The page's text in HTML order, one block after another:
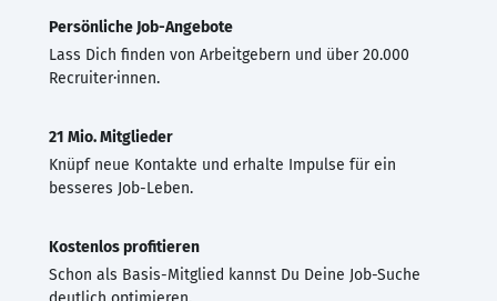
Persönliche Job-Angebote
Lass Dich finden von Arbeitgebern und über 20.000
Recruiter·innen.
21 Mio. Mitglieder
Knüpf neue Kontakte und erhalte Impulse für ein
besseres Job-Leben.
Kostenlos profitieren
Schon als Basis-Mitglied kannst Du Deine Job-Suche